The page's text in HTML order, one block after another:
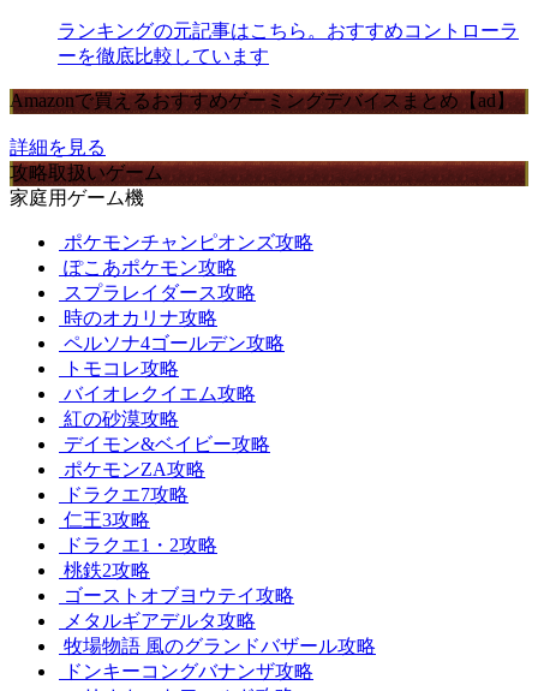
ランキングの元記事はこちら。おすすめコントローラ
ーを徹底比較しています
Amazonで買えるおすすめゲーミングデバイスまとめ【ad】
詳細を見る
攻略取扱いゲーム
家庭用ゲーム機
ポケモンチャンピオンズ攻略
ぽこあポケモン攻略
スプラレイダース攻略
時のオカリナ攻略
ペルソナ4ゴールデン攻略
トモコレ攻略
バイオレクイエム攻略
紅の砂漠攻略
デイモン&ベイビー攻略
ポケモンZA攻略
ドラクエ7攻略
仁王3攻略
ドラクエ1・2攻略
桃鉄2攻略
ゴーストオブヨウテイ攻略
メタルギアデルタ攻略
牧場物語 風のグランドバザール攻略
ドンキーコングバナンザ攻略